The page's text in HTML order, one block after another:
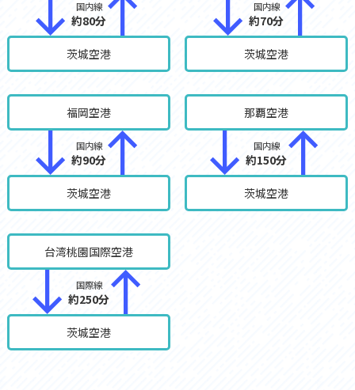
国内線
約80分
茨城空港
国内線
約70分
茨城空港
福岡空港
国内線
約90分
茨城空港
那覇空港
国内線
約150分
茨城空港
台湾桃園国際空港
国際線
約250分
茨城空港